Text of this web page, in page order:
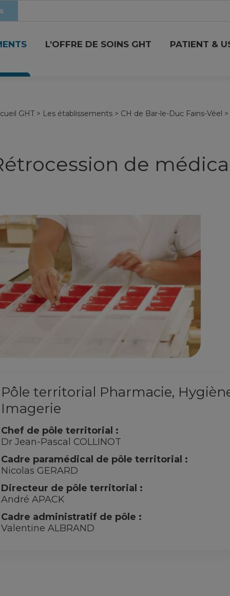
L’OFFRE DE SOINS GHT PATIENT &
GHT > Les établissements > CH de Bar-le-Duc Fains-Véel >
de
Pôle territorial Pharmacie,
Imagerie
Chef de pôle territorial :
Dr Jean-Pascal COLLINOT
Cadre paramédical de pôle territorial :
Nicolas GERARD
Directeur de pôle territorial :
André APACK
Cadre administratif de pôle :
Valentine ALBRAND